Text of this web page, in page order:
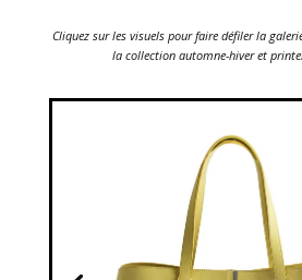
Cliquez sur les visuels pour faire défiler la
la collection automne-hiver et